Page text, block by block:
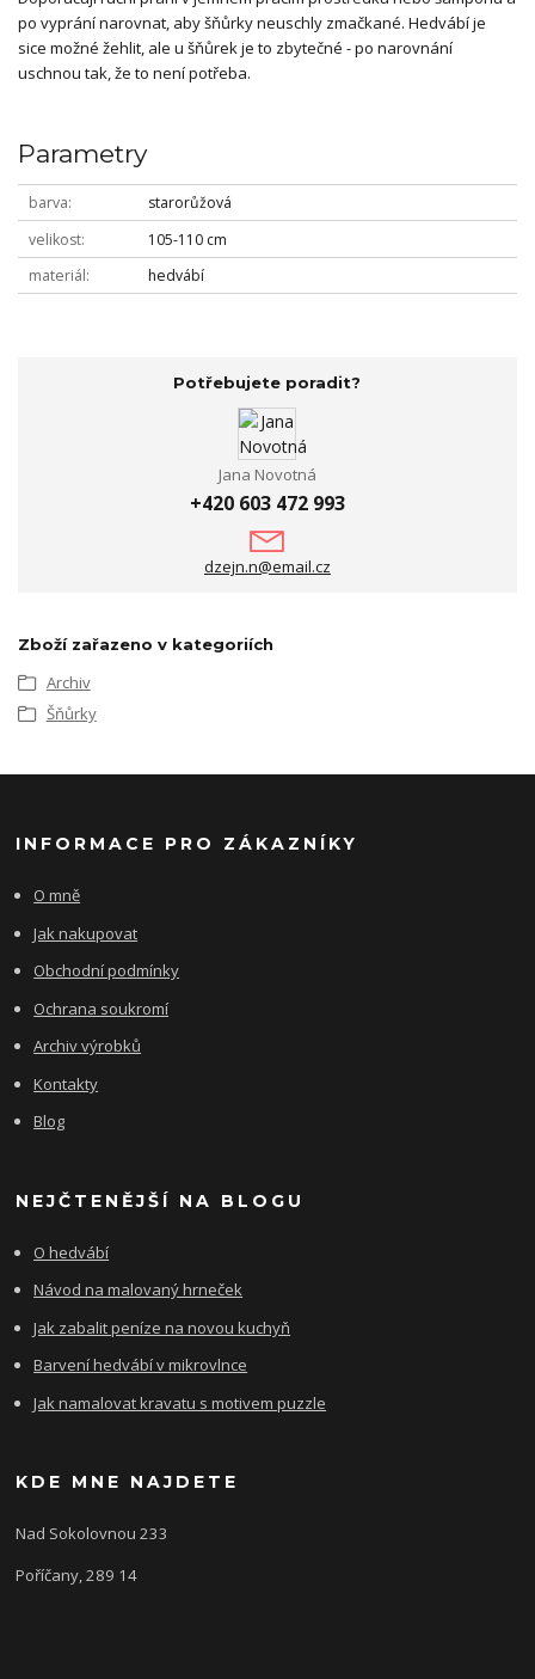
po vyprání narovnat, aby šňůrky neuschly zmačkané. Hedvábí je
sice možné žehlit, ale u šňůrek je to zbytečné - po narovnání
uschnou tak, že to není potřeba.
Parametry
barva
starorůžová
velikost
105-110 cm
materiál
hedvábí
Potřebujete poradit?
Jana Novotná
+420 603 472 993
dzejn.n@email.cz
Zboží zařazeno v kategoriích
Archiv
Šňůrky
INFORMACE PRO ZÁKAZNÍKY
O mně
Jak nakupovat
Obchodní podmínky
Ochrana soukromí
Archiv výrobků
Kontakty
Blog
NEJČTENĚJŠÍ NA BLOGU
O hedvábí
Návod na malovaný hrneček
Jak zabalit peníze na novou kuchyň
Barvení hedvábí v mikrovlnce
Jak namalovat kravatu s motivem puzzle
KDE MNE NAJDETE
Nad Sokolovnou 233
Poříčany, 289 14